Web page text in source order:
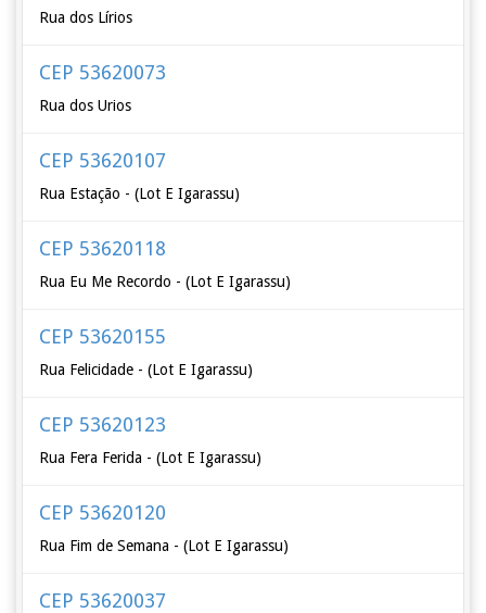
Rua dos Lírios
CEP 53620073
Rua dos Urios
CEP 53620107
Rua Estação - (Lot E Igarassu)
CEP 53620118
Rua Eu Me Recordo - (Lot E Igarassu)
CEP 53620155
Rua Felicidade - (Lot E Igarassu)
CEP 53620123
Rua Fera Ferida - (Lot E Igarassu)
CEP 53620120
Rua Fim de Semana - (Lot E Igarassu)
CEP 53620037